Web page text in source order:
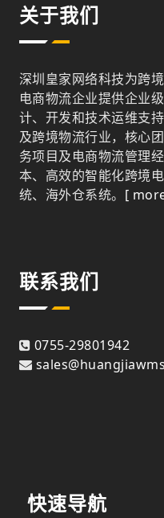
关于我们
深圳皇家网络科技为跨
电商物流企业提供企业
计、开发和技术运维支
及跨境物流行业，核心
务项目及电商物流管理
本、高效的智能化跨境
统、海外仓系统。 [
联系我们
0755-29801942
快速导航